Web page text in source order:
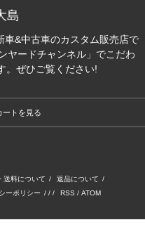
島
&中古車のカスタム販売店で
ヤードチャンネル」でこだわ
。ぜひご覧ください!
ートを見る
送料について / 返品について /
ーポリシー / / / RSS / ATOM